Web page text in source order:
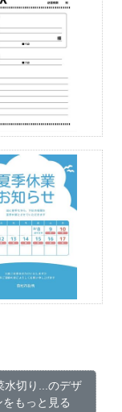
切り...のデザ
をもっと見る